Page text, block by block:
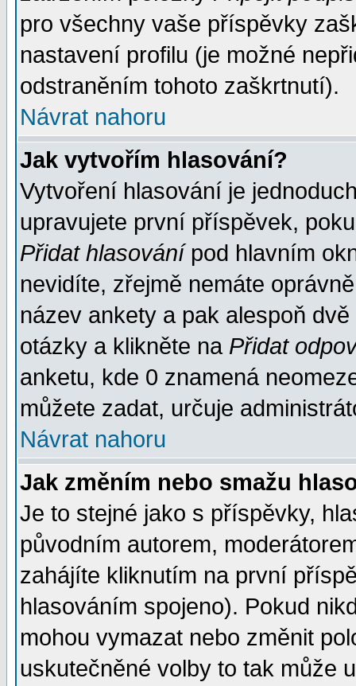
pro všechny vaše příspěvky
nastavení profilu (je možné
odstraněním tohoto zaškrtnutí).
Návrat nahoru
Jak vytvořím hlasování?
Vytvoření hlasování je
upravujete první příspěvek,
Přidat hlasovánípod hlavním
nevidíte, zřejmě nemáte
název ankety a pak alespoň
otázky a klikněte na Přidat
anketu, kde 0 znamená
můžete zadat, určuje
Návrat nahoru
Jak změním nebo smažu
Je to stejné jako s příspěvky,
původním autorem,
zahájíte kliknutím na první
hlasováním spojeno). Pokud
mohou vymazat nebo změnit
uskutečněné volby to tak může